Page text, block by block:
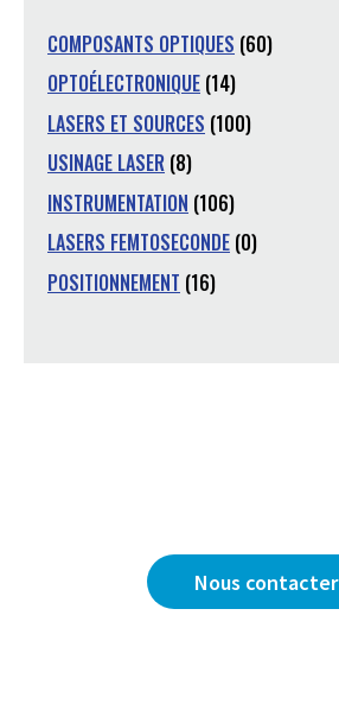
COMPOSANTS OPTIQUES (60)
OPTOÉLECTRONIQUE (14)
LASERS ET SOURCES (100)
USINAGE LASER (8)
INSTRUMENTATION (106)
LASERS FEMTOSECONDE (0)
POSITIONNEMENT (16)
Nous contacter